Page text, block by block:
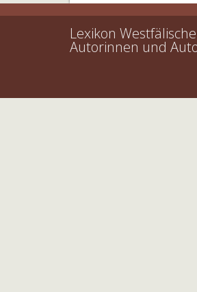
Lexikon
Autorinnen und